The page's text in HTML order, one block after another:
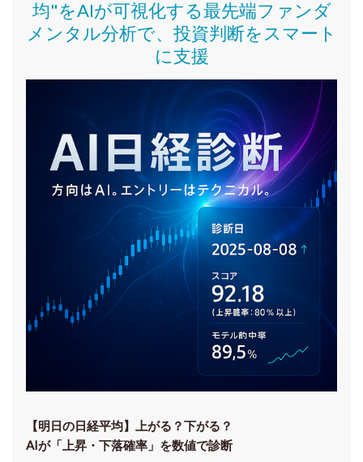
均"をAIが可視化する最先端ファンダ
メンタル分析で、投資判断をスマート
に支援
【明日の⽇経平均】上がる？下がる？
AIが「上昇・下落確率」を数値で診断